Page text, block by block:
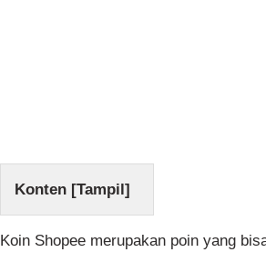
Konten [Tampil]
Koin Shopee merupakan poin yang